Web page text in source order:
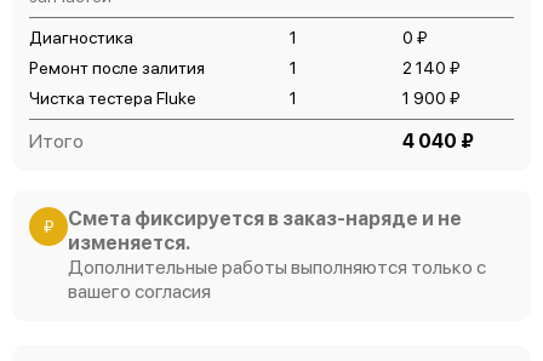
Диагностика 1
0 ₽
Ремонт после залития
1
2 140 ₽
Чистка тестера Fluke
1 1 900 ₽
Итого 4 040 ₽
₽
Смета фиксируется в заказ-наряде и не
изменяется.
Дополнительные работы выполняются только с
вашего согласия